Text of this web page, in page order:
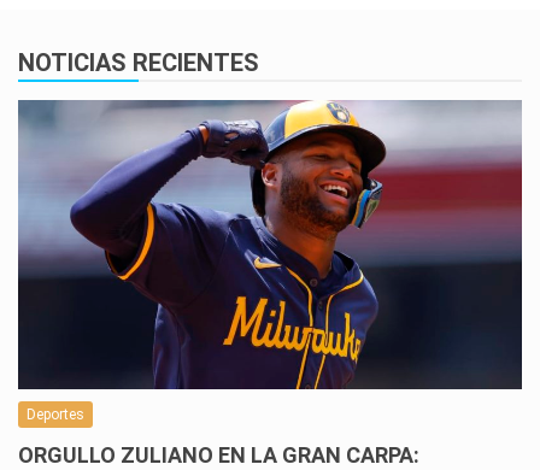
NOTICIAS RECIENTES
Deportes
ORGULLO ZULIANO EN LA GRAN CARPA: